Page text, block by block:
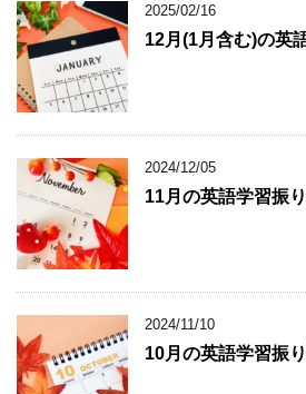
2025/02/16
12月(1月含む)の英
2024/12/05
11月の英語学習振
2024/11/10
10月の英語学習振